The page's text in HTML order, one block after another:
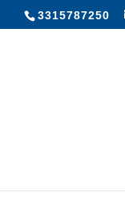
3315787250